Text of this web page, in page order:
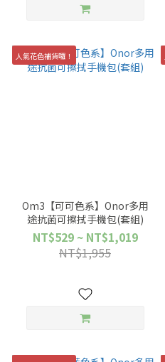
人氣花色補貨囉！
Om3【可可色系】Onor多用
途抗菌可擦拭手機包(套組)
NT$529 ~ NT$1,019
NT$1,955